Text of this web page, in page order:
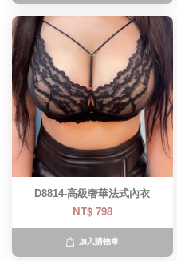
D8814-高級奢華法式內衣
NT$ 798
加入購物車